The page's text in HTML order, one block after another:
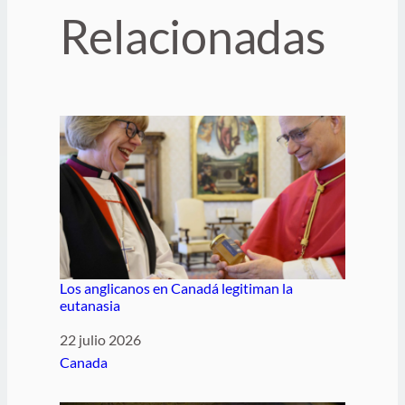
Relacionadas
Los anglicanos en Canadá legitiman la
eutanasia
Fecha
22 julio 2026
Respecto a
Canada